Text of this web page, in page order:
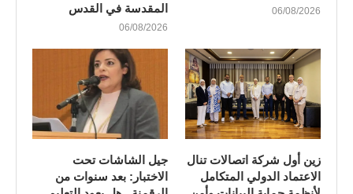
06/08/2026
المقدسة في القدس
06/08/2026
زين أول شركة اتصالات تنال
الاعتماد الدولي المتكامل
جيل الشاشات تحت
الاختبار: بعد سنوات من